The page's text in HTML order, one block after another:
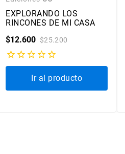
EXPLORANDO LOS
RINCONES DE MI CASA
$12.600 $25.200
Ir al producto